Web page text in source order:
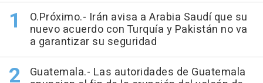
O.Próximo.- Irán avisa a Arabia Saudí que su
nuevo acuerdo con Turquía y Pakistán no va
a garantizar su seguridad
Guatemala.- Las autoridades de Guatemala